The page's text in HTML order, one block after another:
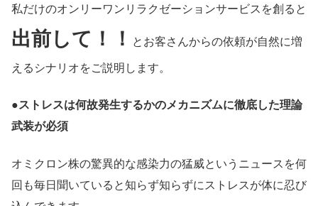
私だけのオンリーワンリラクゼーションサービスを創ると
出前して！！ とお客さんからの依頼が自然に増
えるシナリオをご説明します。
●ストレスは何故発生するかのメカニズムに徹底した理論
武装が必須
オミクロン株の驚異的な感染力の猛威というニュースを何
回も毎日聞いていると知らず知らずにストレスが体に忍び